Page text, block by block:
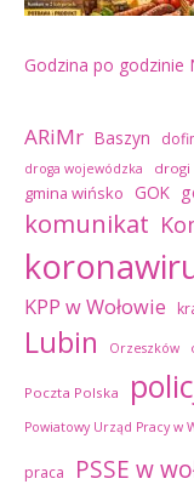
Godzina po godzinie
ARiMr Baszyn
droga wojewódzka drogi
gmina wińsko GOK
komunikat
KPP w Wołowie
Lubin Orzeszków
Poczta Polska
Powiatowy Urząd Pracy w
praca PSSE w